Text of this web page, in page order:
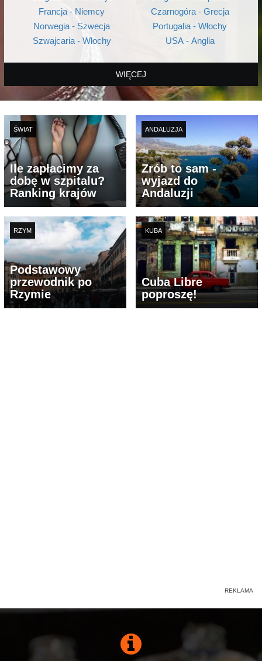
Francja - Niemcy
Norwegia - Szwecja
Szwajcaria - Włochy
Czarnogóra - Grecja
Portugalia - Włochy
USA - Anglia
WIĘCEJ
ŚWIAT
Ile zapłacimy za
dobę w szpitalu?
Ranking krajów
ANDALUZJA
Zrób to sam -
wyjazd do
Andaluzji
RZYM
Podstawowy
przewodnik po
Rzymie
KUBA
Cuba Libre
poproszę!